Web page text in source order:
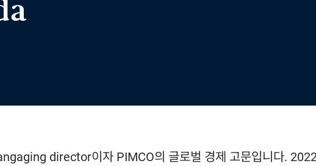
director이자 PIMCO의 글로벌 경제 고문입니다.